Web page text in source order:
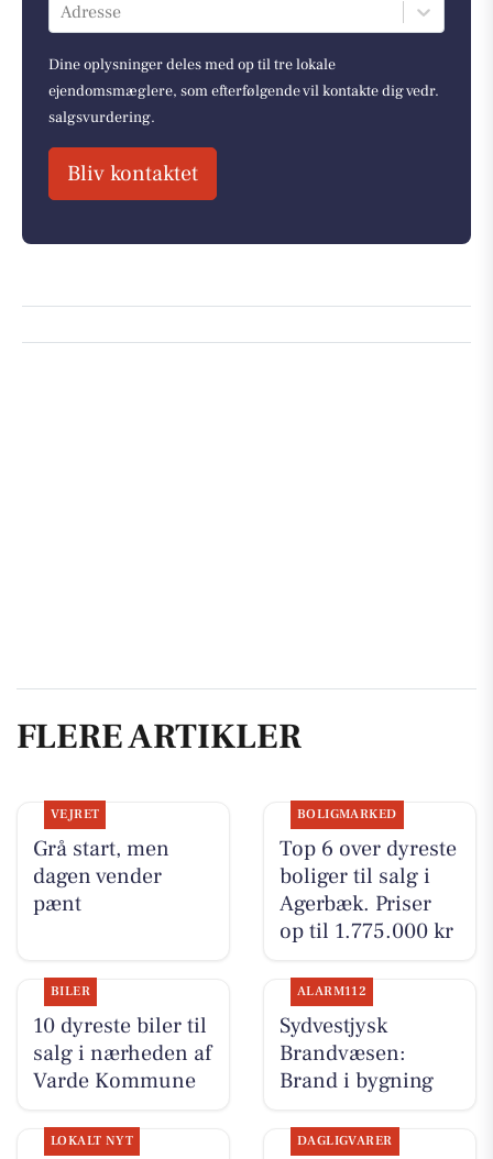
Adresse
Dine oplysninger deles med op til tre lokale
ejendomsmæglere, som efterfølgende vil kontakte dig vedr.
salgsvurdering.
Bliv kontaktet
FLERE ARTIKLER
VEJRET
Grå start, men
dagen vender
pænt
BOLIGMARKED
Top 6 over dyreste
boliger til salg i
Agerbæk. Priser
op til 1.775.000 kr
BILER
10 dyreste biler til
salg i nærheden af
Varde Kommune
ALARM112
Sydvestjysk
Brandvæsen:
Brand i bygning
LOKALT NYT DAGLIGVARER